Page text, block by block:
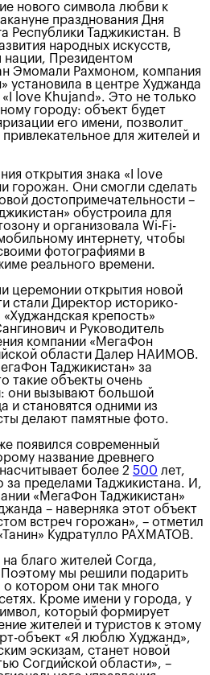
нового символа любви к
празднования Дня
Республики Таджикистан. В
народных искусств,
нации, Президентом
Эмомали Рахмоном, компания
установила в центре Худжанда
love Khujand». Это не только
городу: объект будет
его имени, позволит
для жителей и
открытия знака «I love
горожан. Они смогли сделать
достопримечательности –
обустроила для
и организовала Wi-Fi-
интернету, чтобы
фотографиями в
реального времени.
церемонии открытия новой
стали Директор историко-
крепость»
и Руководитель
компании «МегаФон
области Далер НАИМОВ.
Таджикистан» за
такие объекты очень
они вызывают большой
и становятся одними из
делают памятные фото.
появился современный
название древнего
более 2 500 лет,
за пределами Таджикистана. И,
«МегаФон Таджикистан»
– наверняка этот объект
встреч горожан», – отметил
Кудратулло РАХМАТОВ.
благо жителей Согда,
мы решили подарить
котором они так много
Кроме имени у города, у
который формирует
жителей и туристов к этому
объект «Я люблю Худжанд»,
эскизам, станет новой
Согдийской области», –